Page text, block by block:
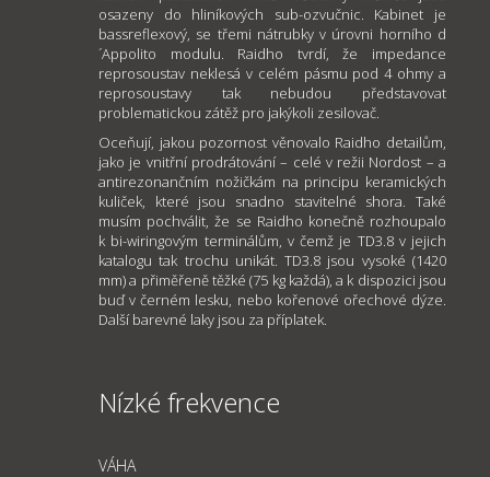
osazeny do hliníkových sub-ozvučnic. Kabinet je
bassreflexový, se třemi nátrubky v úrovni horního d
´Appolito modulu. Raidho tvrdí, že impedance
reprosoustav neklesá v celém pásmu pod 4 ohmy a
reprosoustavy tak nebudou představovat
problematickou zátěž pro jakýkoli zesilovač.
Oceňují, jakou pozornost věnovalo Raidho detailům,
jako je vnitřní prodrátování – celé v režii Nordost – a
antirezonančním nožičkám na principu keramických
kuliček, které jsou snadno stavitelné shora. Také
musím pochválit, že se Raidho konečně rozhoupalo
k bi-wiringovým terminálům, v čemž je TD3.8 v jejich
katalogu tak trochu unikát. TD3.8 jsou vysoké (1420
mm) a přiměřeně těžké (75 kg každá), a k dispozici jsou
buď v černém lesku, nebo kořenové ořechové dýze.
Další barevné laky jsou za příplatek.
Nízké frekvence
VÁHA